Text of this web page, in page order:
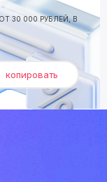
30 000 РУБЛЕЙ, В
копировать